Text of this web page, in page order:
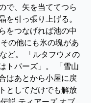
で、矢を当ててつら
を引っ張り上げる。
をつなげれば池の中
の他にも氷の塊があ
ど。 「ルタフウメの
トパーズ」。 「雪山
はあとから小屋に戻
としてだけでも解放